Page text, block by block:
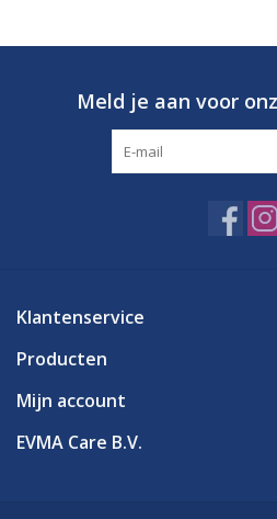
Meld je aan voor
Klantenservice
Producten
Mijn account
EVMA Care B.V.